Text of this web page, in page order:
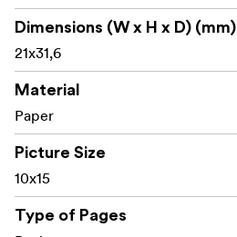
Dimensions (W x H x D) (mm)
21x31,6
Material
Paper
Picture Size
10x15
Type of Pages